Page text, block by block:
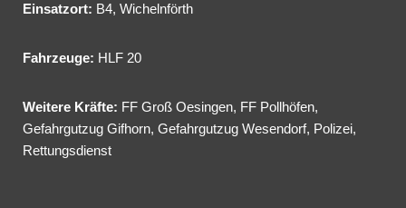
Einsatzort: B4, Wichelnförth
Fahrzeuge: HLF 20
Weitere Kräfte: FF Groß Oesingen, FF Pollhöfen,
Gefahrgutzug Gifhorn, Gefahrgutzug Wesendorf, Polizei,
Rettungsdienst